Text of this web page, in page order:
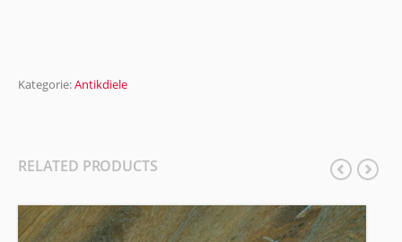
Kategorie:Antikdiele
RELATED PRODUCTS